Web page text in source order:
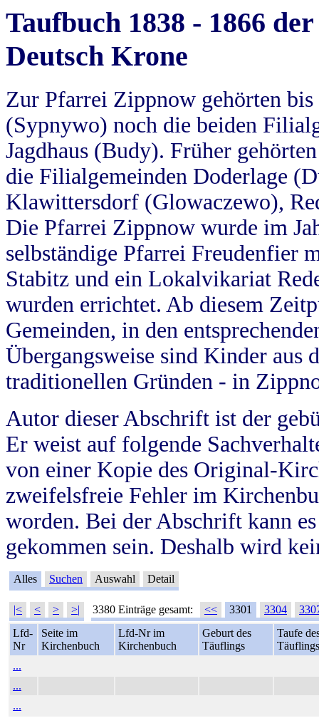
Taufbuch 1838 - 1866
Deutsch Krone
Zur Pfarrei Zippnow gehörten
(Sypnywo) noch die beiden
Jagdhaus (Budy). Früher
die Filialgemeinden Doderlage
Klawittersdorf (Glowaczewo),
Die Pfarrei Zippnow wurde im
selbständige Pfarrei Freudenfier
Stabitz und ein Lokalvikariat
wurden errichtet. Ab diesem
Gemeinden, in den
Übergangsweise sind Kinder aus
traditionellen Gründen - in
Autor dieser Abschrift ist der
Er weist auf folgende
von einer Kopie des Original-
zweifelsfreie Fehler im
worden. Bei der Abschrift kann
gekommen sein. Deshalb wird
Alles Suchen Auswahl Detail
|< < > >| 3380 Einträge gesamt: << 3301 3304
Lfd-
Nr
Seite im
Kirchenbuch
Lfd-Nr im
Kirchenbuch
Geburt des
Täuflings
Taufe
Täuflings
...
...
...